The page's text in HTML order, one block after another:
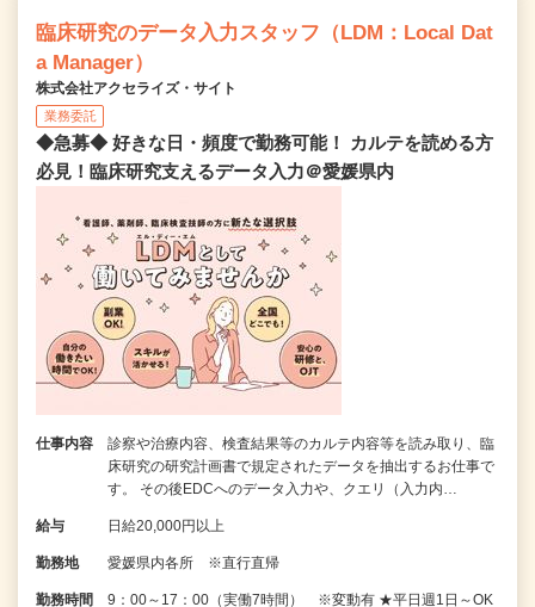
臨床研究のデータ入力スタッフ（LDM：Local Dat
a Manager）
株式会社アクセライズ・サイト
業務委託
◆急募◆ 好きな日・頻度で勤務可能！ カルテを読める方
必見！臨床研究支えるデータ入力＠愛媛県内
仕事内容
診察や治療内容、検査結果等のカルテ内容等を読み取り、臨
床研究の研究計画書で規定されたデータを抽出するお仕事で
す。 その後EDCへのデータ入力や、クエリ（入力内…
給与 日給20,000円以上
勤務地 愛媛県内各所 ※直行直帰
勤務時間
9：00～17：00（実働7時間） ※変動有 ★平日週1日～OK